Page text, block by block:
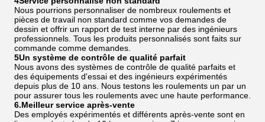
Nous pourrions personnaliser de nombreux roulements et
pièces de travail non standard comme vos demandes de
dessin et offrir un rapport de test interne par des ingénieurs
professionnels. Tous les produits personnalisés sont faits sur
commande comme demandes.
5Un système de contrôle de qualité parfait
Nous avons des systèmes de contrôle de qualité parfaits et
des équipements d'essai et des ingénieurs expérimentés
depuis plus de 10 ans. Nous testons les roulements un par un
pour assurer tous les roulements avec une haute performance.
6.Meilleur service après-vente
Des employés expérimentés et différents après-vente sont en